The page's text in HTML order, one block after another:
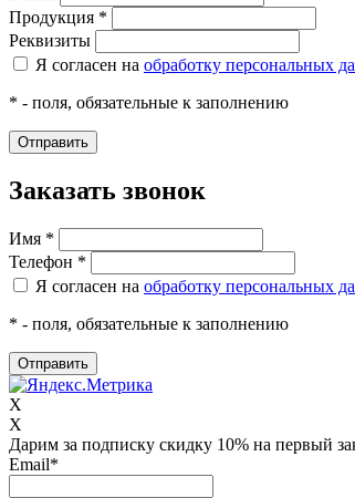
Продукция *
Реквизиты
Я согласен на обработку персональных
* - поля, обязательные к заполнению
Заказать звонок
Имя *
Телефон *
Я согласен на обработку персональных
* - поля, обязательные к заполнению
X
X
Дарим за подписку скидку 10% на первый
Email*